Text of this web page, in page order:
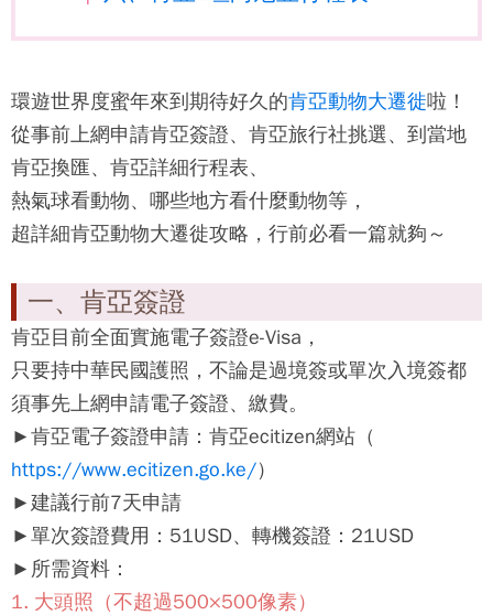
環遊世界度蜜年來到期待好久的肯亞動物大遷徙啦！
從事前上網申請肯亞簽證、 肯亞旅行社挑選、到當地
肯亞換匯、 肯亞詳細行程表、
熱氣球看動物、哪些地方看什麼動物等，
超詳細肯亞動物大遷徙攻略，行前必看一篇就夠～
一、肯亞簽證
肯亞目前全面實施電子簽證e-Visa，
只要持中華民國護照，不論是過境簽或單次入境簽都
須事先上網申請電子簽證、繳費。
►肯亞電子簽證申請：肯亞ecitizen網站（
https://www.ecitizen.go.ke/）
►建議行前7天申請
►單次簽證費用：51USD、轉機簽證：21USD
►所需資料：
1. 大頭照（不超過500×500像素）